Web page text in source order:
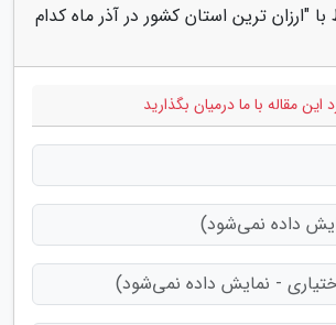
"ارزان ترین استان کشور در آذر ماه کدام
این مقاله با ما درمیان بگذارید